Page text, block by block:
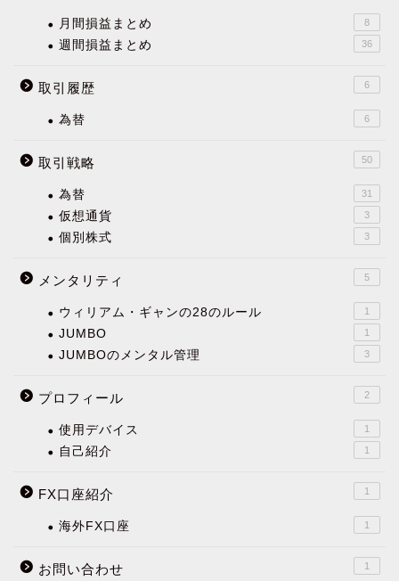
月間損益まとめ 8
週間損益まとめ 36
取引履歴 6
為替 6
取引戦略 50
為替 31
仮想通貨 3
個別株式 3
メンタリティ 5
ウィリアム・ギャンの28のルール 1
JUMBO 1
JUMBOのメンタル管理 3
プロフィール 2
使用デバイス 1
自己紹介 1
FX口座紹介 1
海外FX口座 1
お問い合わせ 1